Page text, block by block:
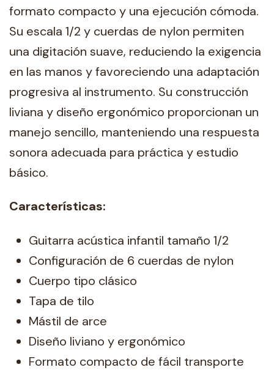
formato compacto y una ejecución cómoda.
Su escala 1/2 y cuerdas de nylon permiten
una digitación suave, reduciendo la exigencia
en las manos y favoreciendo una adaptación
progresiva al instrumento. Su construcción
liviana y diseño ergonómico proporcionan un
manejo sencillo, manteniendo una respuesta
sonora adecuada para práctica y estudio
básico.
Características:
Guitarra acústica infantil tamaño 1/2
Configuración de 6 cuerdas de nylon
Cuerpo tipo clásico
Tapa de tilo
Mástil de arce
Diseño liviano y ergonómico
Formato compacto de fácil transporte